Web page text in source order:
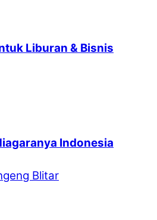
Liburan & Bisnis
Indonesia